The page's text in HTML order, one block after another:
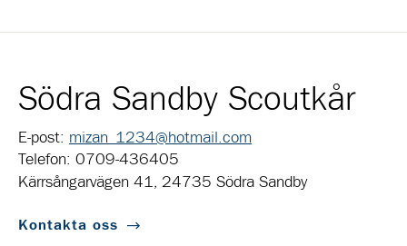
Södra Sandby Scoutkår
E-post: mizan_1234@hotmail.com
Telefon: 0709-436405
Kärrsångarvägen 41, 24735 Södra Sandby
Kontakta oss